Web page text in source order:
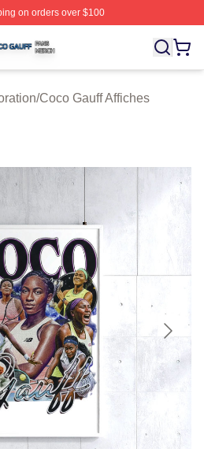
on orders over $100
Officially Licensed Coco Gauff
/Coco Gauff Affiches